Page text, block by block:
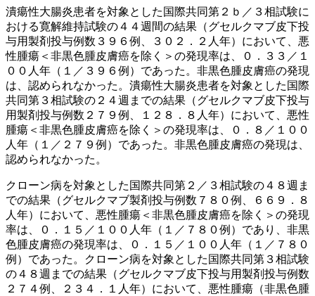
潰瘍性大腸炎患者を対象とした国際共同第２ｂ／３相試験に
おける寛解維持試験の４４週間の結果（グセルクマブ皮下投
与用製剤投与例数３９６例、３０２．２人年）において、悪
性腫瘍＜非黒色腫皮膚癌を除く＞の発現率は、０．３３／１
００人年（１／３９６例）であった。非黒色腫皮膚癌の発現
は、認められなかった。潰瘍性大腸炎患者を対象とした国際
共同第３相試験の２４週までの結果（グセルクマブ皮下投与
用製剤投与例数２７９例、１２８．８人年）において、悪性
腫瘍＜非黒色腫皮膚癌を除く＞の発現率は、０．８／１００
人年（１／２７９例）であった。非黒色腫皮膚癌の発現は、
認められなかった。
クローン病を対象とした国際共同第２／３相試験の４８週ま
での結果（グセルクマブ製剤投与例数７８０例、６６９．８
人年）において、悪性腫瘍＜非黒色腫皮膚癌を除く＞の発現
率は、０．１５／１００人年（１／７８０例）であり、非黒
色腫皮膚癌の発現率は、０．１５／１００人年（１／７８０
例）であった。クローン病を対象とした国際共同第３相試験
の４８週までの結果（グセルクマブ皮下投与用製剤投与例数
２７４例、２３４．１人年）において、悪性腫瘍（非黒色腫